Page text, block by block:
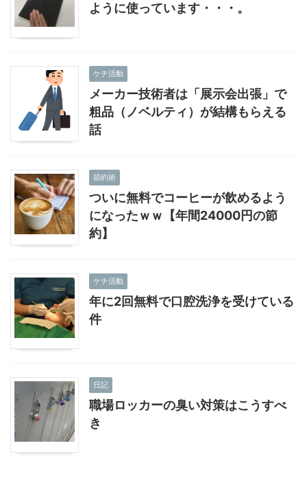
ように使っています・・・。
ケチ活動
メーカー技術者は「展示会出張」で
粗品（ノベルティ）が結構もらえる
話
節約術
ついに無料でコーヒーが飲めるよう
になったｗｗ【年間24000円の節
約】
ケチ活動
年に2回無料で口腔洗浄を受けている
件
日記
職場ロッカーの臭い対策はこうすべ
き